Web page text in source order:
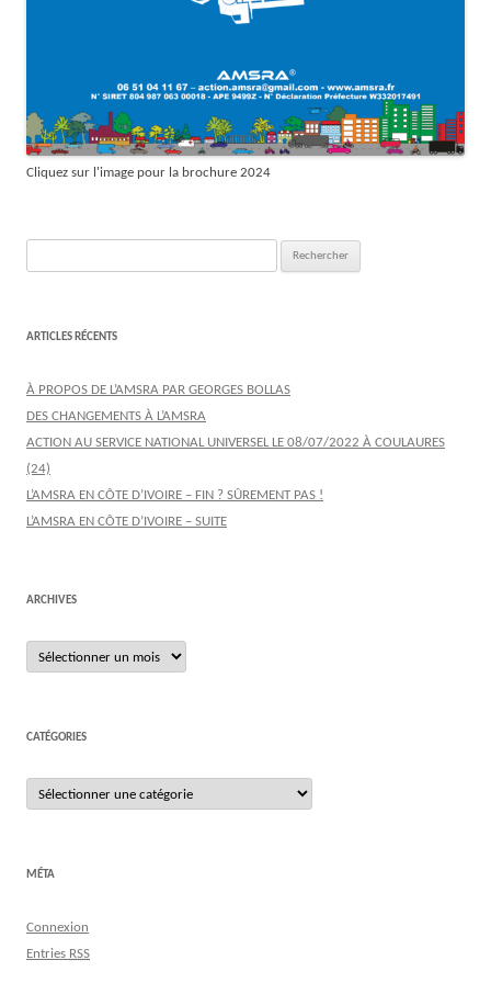
Cliquez sur l'image pour la brochure 2024
ARTICLES RÉCENTS
À PROPOS DE L’AMSRA PAR GEORGES BOLLAS
DES CHANGEMENTS À L’AMSRA
ACTION AU SERVICE NATIONAL UNIVERSEL LE 08/07/2022 À COULAURES
(24)
L’AMSRA EN CÔTE D’IVOIRE – FIN ? SÛREMENT PAS !
L’AMSRA EN CÔTE D’IVOIRE – SUITE
ARCHIVES
Archives
CATÉGORIES
Catégories
MÉTA
Connexion
Entries RSS